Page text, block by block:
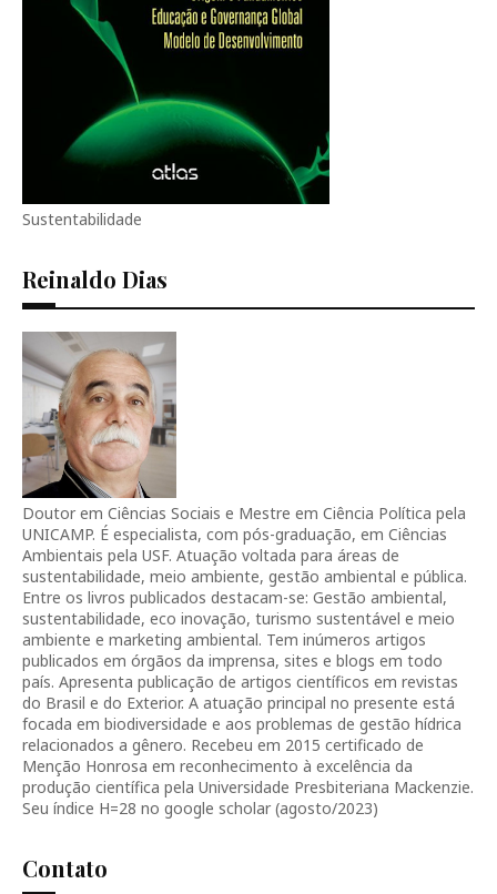
Sustentabilidade
Reinaldo Dias
Doutor em Ciências Sociais e Mestre em Ciência Política pela
UNICAMP. É especialista, com pós-graduação, em Ciências
Ambientais pela USF. Atuação voltada para áreas de
sustentabilidade, meio ambiente, gestão ambiental e pública.
Entre os livros publicados destacam-se: Gestão ambiental,
sustentabilidade, eco inovação, turismo sustentável e meio
ambiente e marketing ambiental. Tem inúmeros artigos
publicados em órgãos da imprensa, sites e blogs em todo
país. Apresenta publicação de artigos científicos em revistas
do Brasil e do Exterior. A atuação principal no presente está
focada em biodiversidade e aos problemas de gestão hídrica
relacionados a gênero. Recebeu em 2015 certificado de
Menção Honrosa em reconhecimento à excelência da
produção científica pela Universidade Presbiteriana Mackenzie.
Seu índice H=28 no google scholar (agosto/2023)
Contato